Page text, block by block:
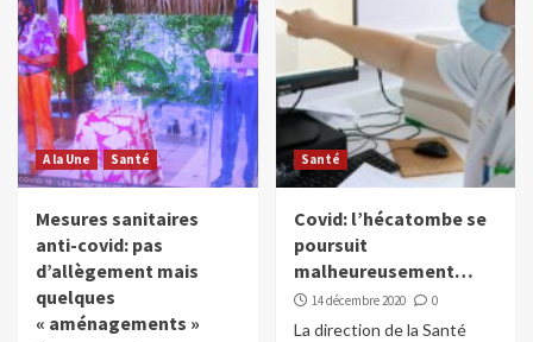
A la Une Santé
Mesures sanitaires
anti-covid: pas
d’allègement mais
quelques
« aménagements »
Santé
Covid: l’hécatombe se
poursuit
malheureusement…
14 décembre 2020 0
La direction de la Santé